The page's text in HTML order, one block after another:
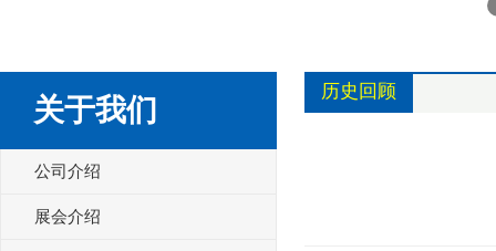
关于我们
公司介绍
展会介绍
历史回顾